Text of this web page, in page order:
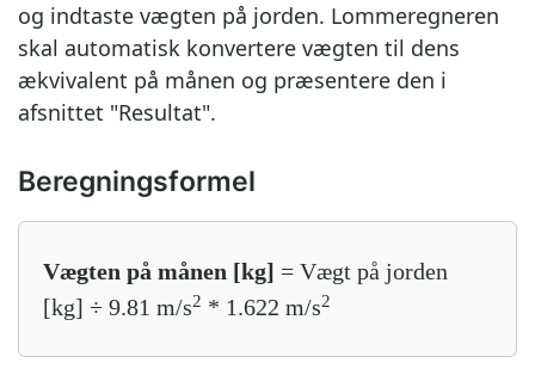
og indtaste vægten på jorden. Lommeregneren
skal automatisk konvertere vægten til dens
ækvivalent på månen og præsentere den i
afsnittet "Resultat".
Beregningsformel
Vægten på månen [kg] = Vægt på jorden
[kg] ÷ 9.81 m/s2 * 1.622 m/s2